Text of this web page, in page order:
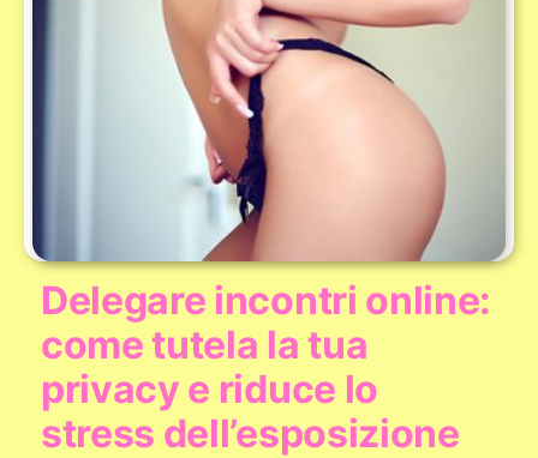
Delegare incontri online:
come tutela la tua
privacy e riduce lo
stress dell’esposizione